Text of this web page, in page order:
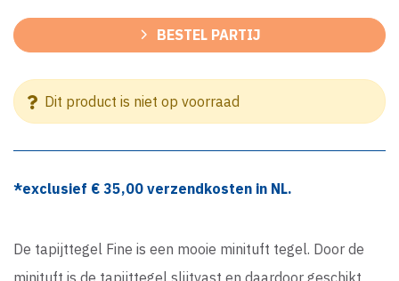
BESTEL PARTIJ
Dit product is niet op voorraad
*exclusief € 35,00 verzendkosten in NL.
De tapijttegel Fine is een mooie minituft tegel. Door de
minituft is de tapijttegel slijtvast en daardoor geschikt